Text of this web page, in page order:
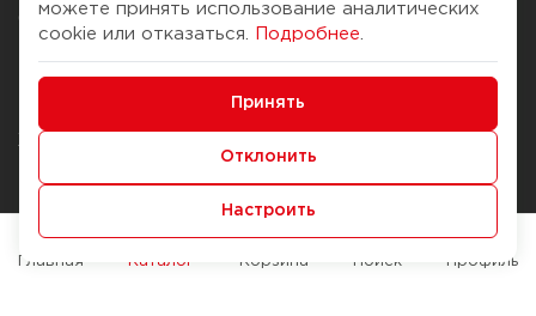
О компании
История Компании
Журнал
Наши марки
Брендирование
Помощь
Доставка и оплата
Способы оплаты
Служба контроля качества
можете принять использование аналитических
cookie или отказаться.
Подробнее
Принять
Отклонить
Настроить
Главная Каталог Корзина Поиск Профиль